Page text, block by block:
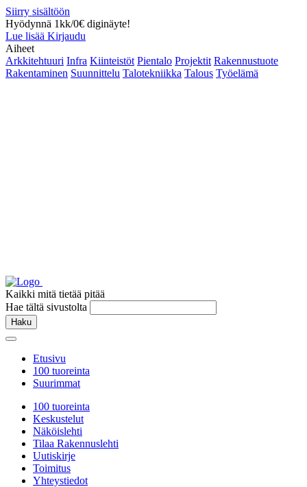
Siirry sisältöön
Hyödynnä 1kk/0€ diginäyte!
Lue lisää Kirjaudu
Aiheet
Arkkitehtuuri Infra Kiinteistöt Pientalo Projektit Rakennustuote
Rakentaminen Suunnittelu Talotekniikka Talous Työelämä
Kaikki mitä tietää pitää
Hae tältä sivustolta
Haku
Etusivu
100 tuoreinta
Suurimmat
100 tuoreinta
Keskustelut
Näköislehti
Tilaa Rakennuslehti
Uutiskirje
Toimitus
Yhteystiedot